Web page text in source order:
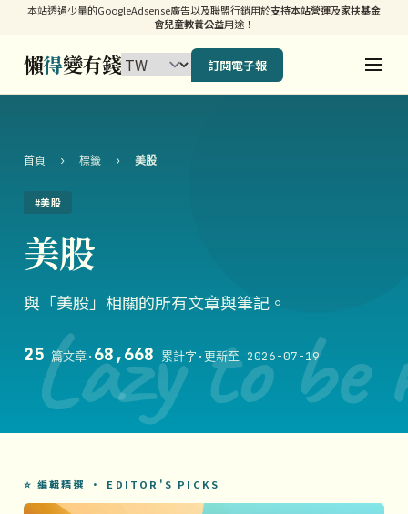
本站透過少量的GoogleAdsense廣告以及聯盟行銷用於支持本站營運及家扶基金
會兒童教養公益用途！
懶得變有錢 訂閱電子報
Lazy to be
首頁 › 標籤 › 美股
#美股
美股
與「美股」相關的所有文章與筆記。
25篇文章· 68,668 累計字 ·更新至 2026-07-19
⭐ 編輯精選 · EDITOR'S PICKS